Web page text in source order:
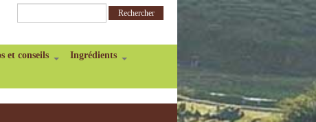
et conseils Ingrédients